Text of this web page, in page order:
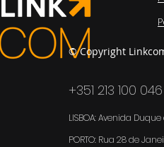
© Copyright
+351 213 100 046
LISBOA: Avenida
PORTO: Rua 28 de